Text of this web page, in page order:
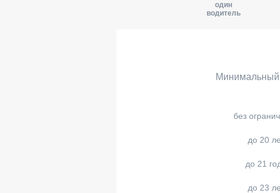
один
водитель
Минимальный
без
до 20
до 21
до 23